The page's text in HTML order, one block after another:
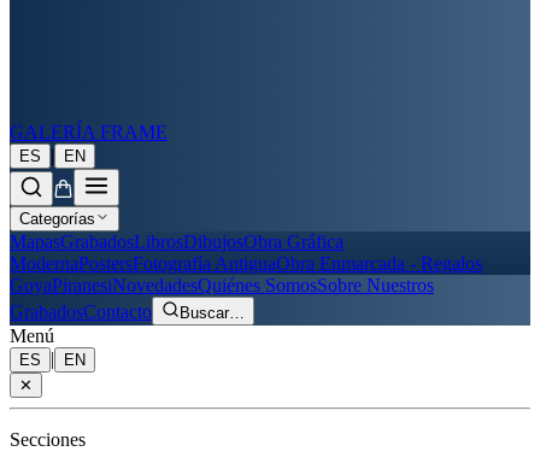
GALERÍA FRAME
ES | EN
Categorías
MapasGrabadosLibrosDibujosObra Gráfica
ModernaPostersFotografía AntiguaObra Enmarcada - Regalos
GoyaPiranesiNovedadesQuiénes SomosSobre Nuestros
GrabadosContacto Buscar…
Menú
ES |
EN
✕
Secciones